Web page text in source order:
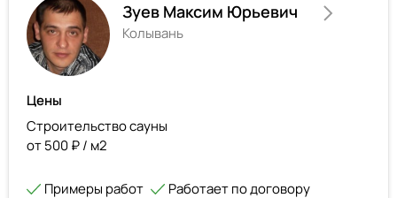
Зуев Максим Юрьевич
Колывань
Цены
Строительство сауны
от 500 ₽ / м2
Примеры работ Работает по договору